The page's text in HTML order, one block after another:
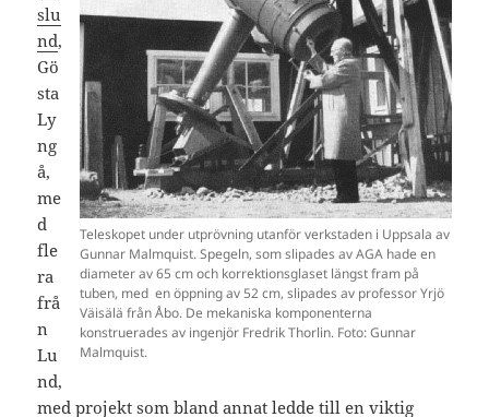
Teleskopet under utprövning utanför verkstaden i Uppsala av
Gunnar Malmquist. Spegeln, som slipades av AGA hade en
diameter av 65 cm och korrektionsglaset längst fram på
tuben, med en öppning av 52 cm, slipades av professor Yrjö
Väisälä från Åbo. De mekaniska komponenterna
konstruerades av ingenjör Fredrik Thorlin. Foto: Gunnar
Malmquist.
slu
nd,
Gö
sta
Ly
ng
å,
me
d
fle
ra
frå
n
Lu
nd,
med projekt som bland annat ledde till en viktig